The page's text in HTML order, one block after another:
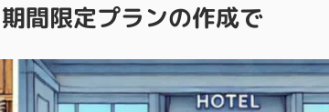
間限定プランの作成で